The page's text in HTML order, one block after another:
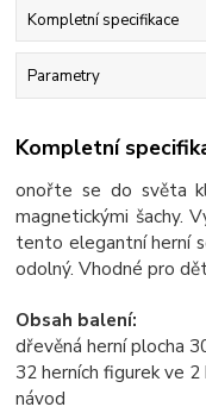
Kompletní specifikace
Parametry
Kompletní
onořte se do světa
magnetickými šachy.
tento elegantní herní
odolný. Vhodné pro
Obsah balení:
dřevěná herní plocha
32 herních figurek ve 2
návod